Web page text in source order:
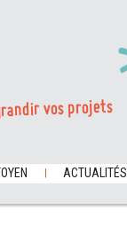
vos projets
ACTUALITÉS